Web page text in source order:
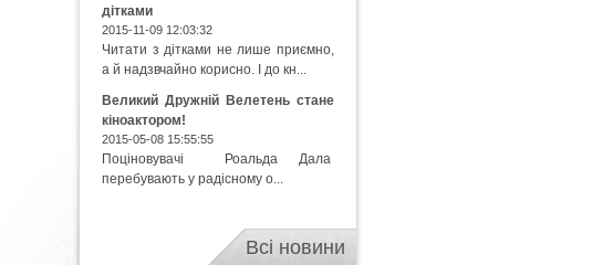
дітками
2015-11-09 12:03:32
Читати з дітками не лише приємно,
а й надзвчайно корисно. І до кн...
Великий Дружній Велетень стане
кіноактором!
2015-05-08 15:55:55
Поціновувачі Роальда Дала
перебувають у радісному о...
Всі новини